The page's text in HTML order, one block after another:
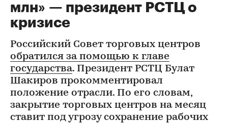
млн» — президент РСТЦ о
кризисе
Российский Совет торговых центров
обратился за помощью к главе
государства. Президент РСТЦ Булат
Шакиров прокомментировал
положение отрасли. По его словам,
закрытие торговых центров на месяц
ставит под угрозу сохранение рабочих